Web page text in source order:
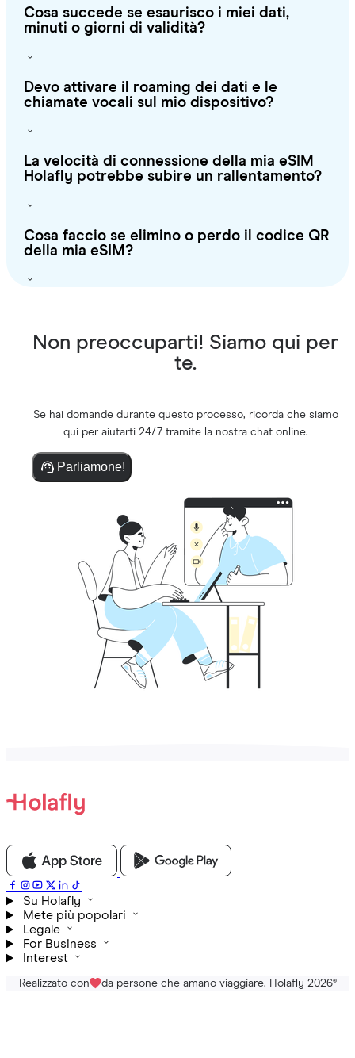
Cosa succede se esaurisco i miei dati,
minuti o giorni di validità?
Devo attivare il roaming dei dati e le
chiamate vocali sul mio dispositivo?
La velocità di connessione della mia eSIM
Holafly potrebbe subire un rallentamento?
Cosa faccio se elimino o perdo il codice QR
della mia eSIM?
Non preoccuparti! Siamo qui per
te.
Se hai domande durante questo processo, ricorda che siamo
qui per aiutarti 24/7 tramite la nostra chat online.
Parliamone!
Su Holafly
Mete più popolari
Legale
For Business
Interest
Realizzato con da persone che amano viaggiare. Holafly 2026®